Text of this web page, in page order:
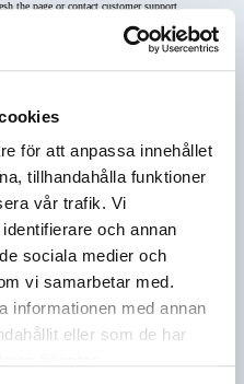
för att anpassa innehållet
tillhandahålla funktioner
vår trafik. Vi
och annan
sociala medier och
vi samarbetar med.
informationen med annan
eller som de har
the page or contact customer support.